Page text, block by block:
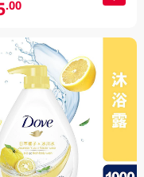
.00